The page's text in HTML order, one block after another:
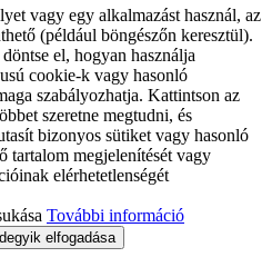
vagy egy alkalmazást használ, az
(például böngészőn keresztül).
el, hogyan használja
cookie-k vagy hasonló
szabályozhatja. Kattintson az
szeretne megtudni, és
bizonyos sütiket vagy hasonló
tartalom megjelenítését vagy
elérhetetlenségét
További információ
elfogadása